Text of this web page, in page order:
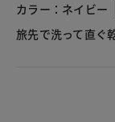
カラー：ネイビー
旅先で洗って直ぐ